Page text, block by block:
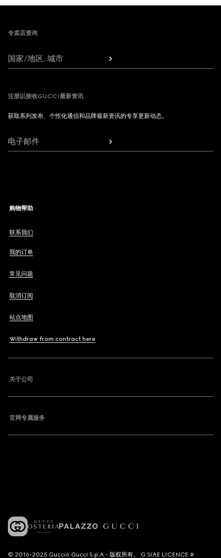
专卖店查询
国家/地区, 城市
注册以接收GUCCI最新资讯
获取系列发布、个性化通信和品牌最新资讯的专享更新动态。
电子邮件
购物帮助
联系我们
我的订单
常见问题
取消订阅
站点地图
Withdraw from contract here
关于公司
官网专属服务
© 2016-2025 Guccio Gucci S.p.A.- 版权所有。 G SIAE LICENCE #